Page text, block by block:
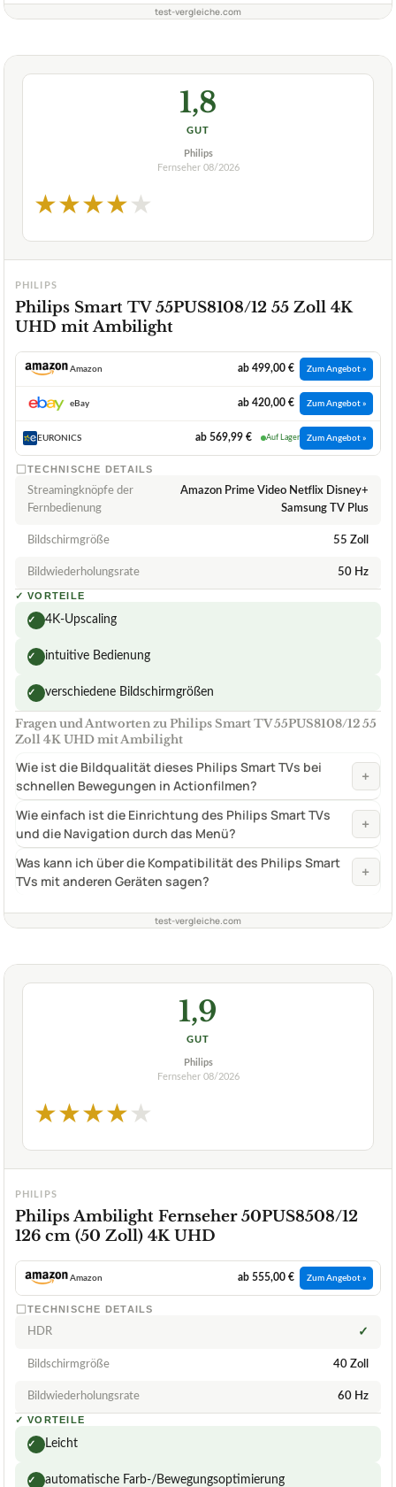
test-vergleiche.com
1,8
GUT
Philips
Fernseher 08/2026
★★★★★
PHILIPS
Philips Smart TV 55PUS8108/12 55 Zoll 4K
UHD mit Ambilight
Amazon ab 499,00 € Zum Angebot »
eBay ab 420,00 € Zum Angebot »
EURONICS ab 569,99 € Auf Lager Zum Angebot »
TECHNISCHE DETAILS
Streamingknöpfe der
Fernbedienung
Amazon Prime Video Netflix Disney+
Samsung TV Plus
Bildschirmgröße 55 Zoll
Bildwiederholungsrate 50 Hz
✓ VORTEILE
✓ 4K-Upscaling
✓ intuitive Bedienung
✓ verschiedene Bildschirmgrößen
Fragen und Antworten zu Philips Smart TV 55PUS8108/12 55
Zoll 4K UHD mit Ambilight
Wie ist die Bildqualität dieses Philips Smart TVs bei
schnellen Bewegungen in Actionfilmen?
+
Wie einfach ist die Einrichtung des Philips Smart TVs
und die Navigation durch das Menü?
+
Was kann ich über die Kompatibilität des Philips Smart
TVs mit anderen Geräten sagen?
+
test-vergleiche.com
1,9
GUT
Philips
Fernseher 08/2026
★★★★★
PHILIPS
Philips Ambilight Fernseher 50PUS8508/12
126 cm (50 Zoll) 4K UHD
Amazon ab 555,00 € Zum Angebot »
TECHNISCHE DETAILS
HDR ✓
Bildschirmgröße 40 Zoll
Bildwiederholungsrate 60 Hz
✓ VORTEILE
✓ Leicht
✓ automatische Farb-/Bewegungsoptimierung